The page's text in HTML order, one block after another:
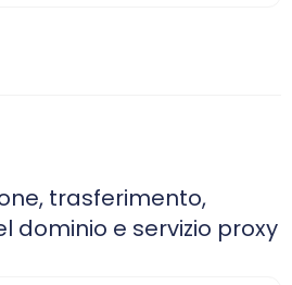
trasferimento,
dominio e servizio proxy